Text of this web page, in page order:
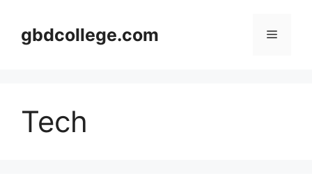
contentgbdcollege.com Menu
Tech